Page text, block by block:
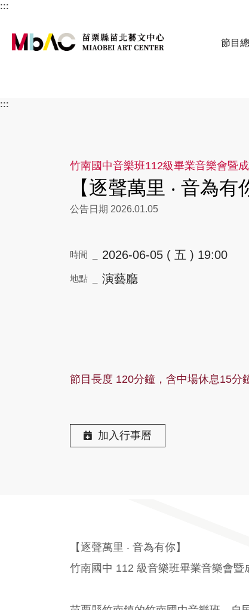
:::
節目
:::
竹南國中音樂班112級畢業音樂會暨
【逐聲萬里 ‧ 音為有
公告日期 2026.01.05
時間 _ 2026-06-05 ( 五 ) 19:00
地點 _ 演藝廳
節目長度 120分鐘，含中場休息15分
加入行事曆
【逐聲萬里 ‧ 音為有你】
竹南國中 112 級音樂班畢業音樂會暨